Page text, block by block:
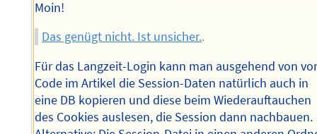
Moin!
Das genügt nicht. Ist unsicher..
Für das Langzeit-Login kann man ausgehend von
Code im Artikel die Session-Daten natürlich auch in
eine DB kopieren und diese beim Wiederauftauchen
des Cookies auslesen, die Session dann nachbauen.